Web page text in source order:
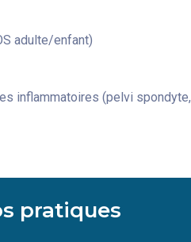
adulte/enfant)
inflammatoires (pelvi spondyte,
pratiques